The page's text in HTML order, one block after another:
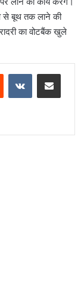
से बूथ तक लाने की
का वोटबैंक खुले
Reddit VKontakteShare via Email